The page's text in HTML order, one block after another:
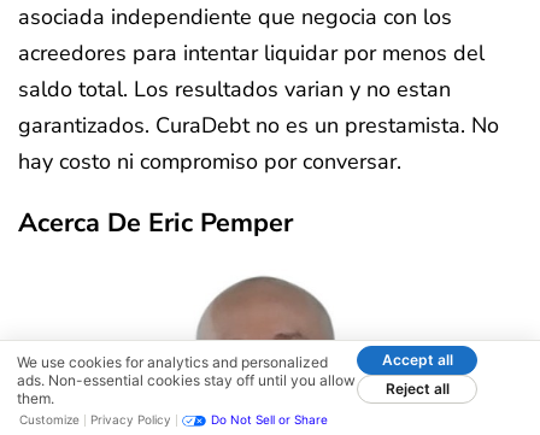
asociada independiente que negocia con los
acreedores para intentar liquidar por menos del
saldo total. Los resultados varian y no estan
garantizados. CuraDebt no es un prestamista. No
hay costo ni compromiso por conversar.
Acerca De Eric Pemper
We use cookies for analytics and personalized
ads. Non-essential cookies stay off until you allow
them.
Accept all
Reject all
Customize Privacy Policy Do Not Sell or Share